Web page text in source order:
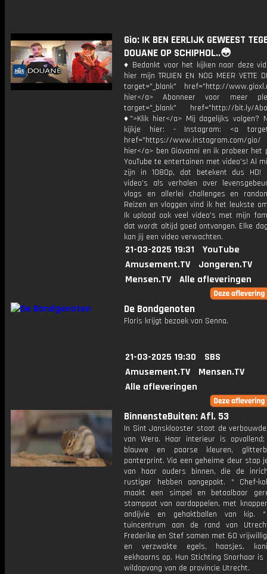
Gio: IK BEN EERLIJK GEWEEST
DOUANE OP SCHIPHOL..😳
♦ Bedankt voor het kijken naar deze
hier mijn TRUIEN EN NOG MEER VETTE
target="_blank" href="http://
hier</a> Abonneer voor meer
target="_blank" href="http://bit.ly/
♦">Klik hier</a> Mij dagelijks volgen?
kijkje hier: - Instagram: <a
href="https://www.instagram.com/
hier</a> ben Giovanni en ik probeer het
YouTube te entertainen met video's! Al
zijn in 1080p, dat betekent dus HD!
video's als verhalen over
vlogs en allerlei challenges en
Reizen en vloggen vind ik het leukste
Ik upload ook veel video's met mijn
dat wordt altijd goed ontvangen. Elke
kan jij een video verwachten.
21-03-2025 19:31
YouTube
Amusement.TV
Jongeren.TV
Mensen.TV
Alle afleveringen
De Bondgenoten
Floris krijgt bezoek van Senna.
21-03-2025 19:30
SBS
Amusement.TV
Mensen.TV
Alle afleveringen
BinnensteBuiten: Afl. 53
In Sint Jansklooster staat de
van Wera. Haar interieur is opvallend;
blauwe en paarse kleuren,
panterprint. Via een geheime deur stap
van haar ouders binnen, die de
rustiger hebben aangepakt. * Chef-
maakt een simpel en betaalbaar
stamppot van aardappelen, met
andijvie en gehaktballen van kip.
tuincentrum aan de rand van
Frederike en Stef samen met 60
en verzwakte egels, haasjes,
eekhoorns op. Hun Stichting Snorhaar
wildopvang van de provincie Utrecht.